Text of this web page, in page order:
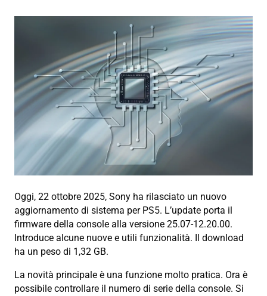
Oggi, 22 ottobre 2025, Sony ha rilasciato un nuovo
aggiornamento di sistema per PS5. L’update porta il
firmware della console alla versione 25.07-12.20.00.
Introduce alcune nuove e utili funzionalità. Il download
ha un peso di 1,32 GB.
La novità principale è una funzione molto pratica. Ora è
possibile controllare il numero di serie della console. Si